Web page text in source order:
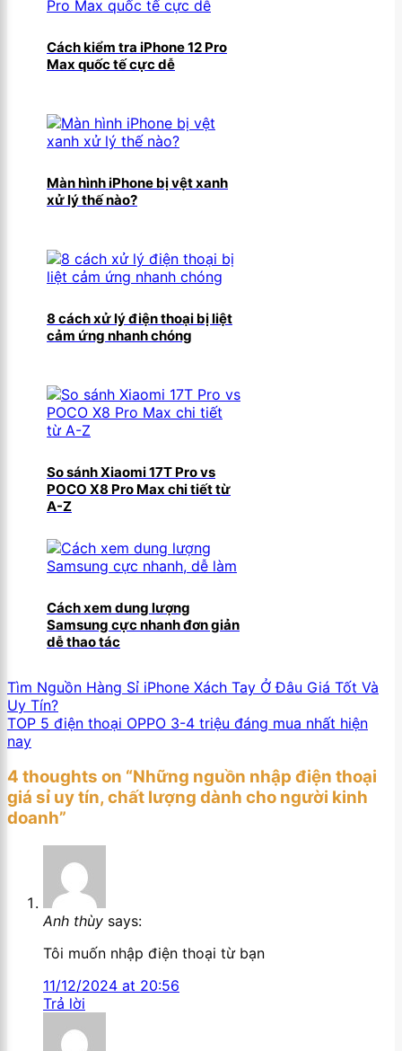
Cách kiểm tra iPhone 12 Pro
Max quốc tế cực dễ
Màn hình iPhone bị vệt xanh
xử lý thế nào?
8 cách xử lý điện thoại bị liệt
cảm ứng nhanh chóng
So sánh Xiaomi 17T Pro vs
POCO X8 Pro Max chi tiết từ
A-Z
Cách xem dung lượng
Samsung cực nhanh đơn giản
dễ thao tác
Tìm Nguồn Hàng Sỉ iPhone Xách Tay Ở Đâu Giá Tốt Và
Uy Tín?
TOP 5 điện thoại OPPO 3-4 triệu đáng mua nhất hiện
nay
4 thoughts on “Những nguồn nhập điện thoại
giá sỉ uy tín, chất lượng dành cho người kinh
doanh”
Anh thùy says:
Tôi muốn nhập điện thoại từ bạn
11/12/2024 at 20:56
Trả lời